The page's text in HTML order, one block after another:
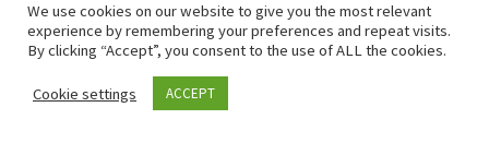
© 2026Tinca Environnement
We use cookies on our website to give you the most relevant
experience by remembering your preferences and repeat visits.
By clicking “Accept”, you consent to the use of ALL the cookies.
Cookie settings ACCEPT